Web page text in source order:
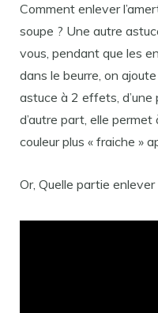
Comment enlever
soupe ? Une autre
vous, pendant que les
dans le beurre, on
astuce à 2 effets, d’une
d’autre part, elle permet
couleur plus « fraiche »
Or, Quelle partie